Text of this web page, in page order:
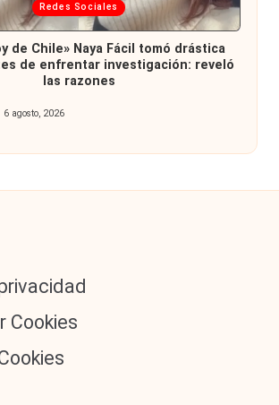
Redes Sociales
de Chile» Naya Fácil tomó drástica
de enfrentar investigación: reveló
las razones
6 agosto, 2026
Cookies